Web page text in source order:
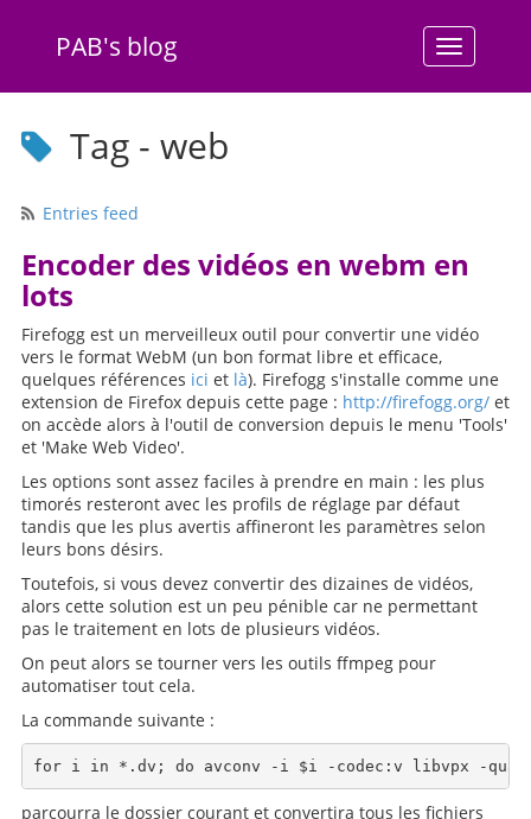
Menu
PAB's blog
Tag - web
Entries feed
Encoder des vidéos en webm en
lots
Firefogg est un merveilleux outil pour convertir une vidéo
vers le format WebM (un bon format libre et efficace,
quelques références ici et là). Firefogg s'installe comme une
extension de Firefox depuis cette page : http://firefogg.org/et
on accède alors à l'outil de conversion depuis le menu 'Tools'
et 'Make Web Video'.
Les options sont assez faciles à prendre en main : les plus
timorés resteront avec les profils de réglage par défaut
tandis que les plus avertis affineront les paramètres selon
leurs bons désirs.
Toutefois, si vous devez convertir des dizaines de vidéos,
alors cette solution est un peu pénible car ne permettant
pas le traitement en lots de plusieurs vidéos.
On peut alors se tourner vers les outils ffmpeg pour
automatiser tout cela.
La commande suivante :
parcourra le dossier courant et convertira tous les fichiers